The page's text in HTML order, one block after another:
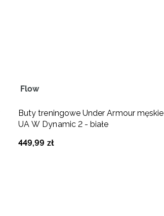
Flow
Buty treningowe Under Armour męskie
UA W Dynamic 2 - białe
449,99 zł